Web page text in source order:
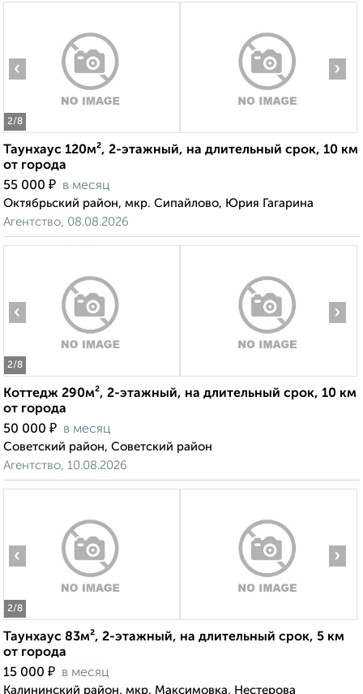
2/8
‹ ›
Таунхаус 120м², 2-этажный, на длительный срок, 10 км
от города
55 000 ₽ в месяц
Октябрьский район, мкр. Сипайлово, Юрия Гагарина
Агентство, 08.08.2026
2/8
‹ ›
Коттедж 290м², 2-этажный, на длительный срок, 10 км
от города
50 000 ₽ в месяц
Советский район, Советский район
Агентство, 10.08.2026
2/8
‹ ›
Таунхаус 83м², 2-этажный, на длительный срок, 5 км
от города
15 000 ₽ в месяц
Калининский район, мкр. Максимовка, Нестерова